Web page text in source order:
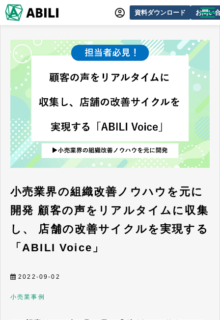
資料ダウンロード お問い
サービス一覧
オンラインデモ
セミナー・イベント情報
できるをふやす研究所
小売業界の組織改善ノウハウを元に
開発 顧客の声をリアルタイムに収集
し、 店舗の改善サイクルを実現する
「ABILI Voice」
2022-09-02
小売業事例